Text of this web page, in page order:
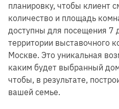
планировку, чтобы клиент
количество и площадь
доступны для посещения 7
территории выставочного
Москве. Это уникальная
каким будет выбранный
чтобы, в результате,
вашей семье.